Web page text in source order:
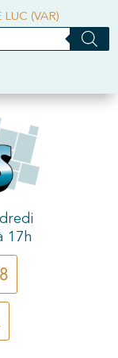
LUC (VAR)
17h